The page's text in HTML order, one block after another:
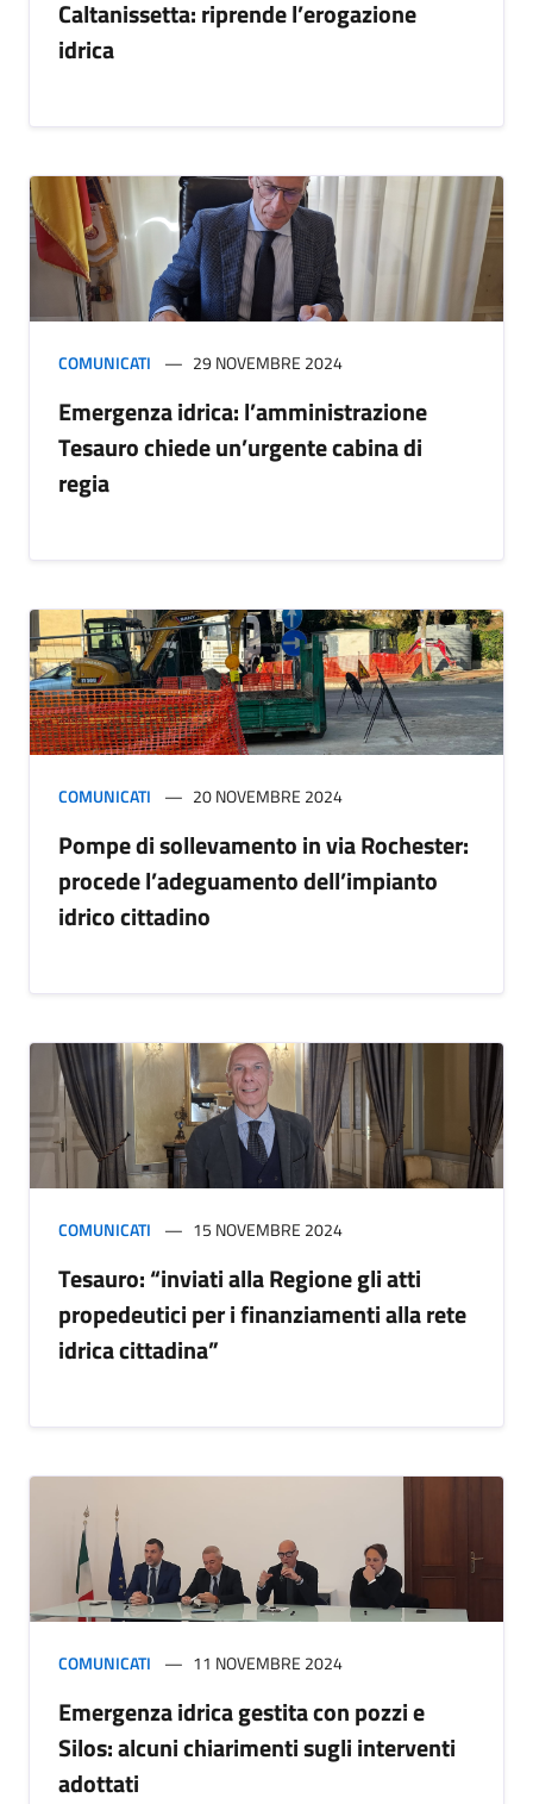
Caltanissetta: riprende l’erogazione
idrica
COMUNICATI 29 NOVEMBRE 2024
Emergenza idrica: l’amministrazione
Tesauro chiede un’urgente cabina di
regia
COMUNICATI 20 NOVEMBRE 2024
Pompe di sollevamento in via Rochester:
procede l’adeguamento dell’impianto
idrico cittadino
COMUNICATI 15 NOVEMBRE 2024
Tesauro: “inviati alla Regione gli atti
propedeutici per i finanziamenti alla rete
idrica cittadina”
COMUNICATI 11 NOVEMBRE 2024
Emergenza idrica gestita con pozzi e
Silos: alcuni chiarimenti sugli interventi
adottati